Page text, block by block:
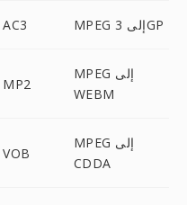
MPEG إلى AC3 MPEG إلى 3GP
MPEG إلى MP2
MPEG إلى
WEBM
MPEG إلى VOB
MPEG إلى
CDDA